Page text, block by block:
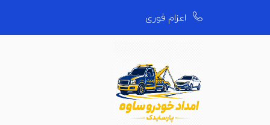
اعزام فوری